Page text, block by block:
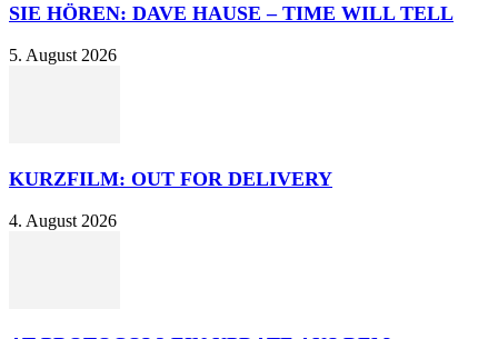
SIE HÖREN: DAVE HAUSE – TIME WILL TELL
5. August 2026
KURZFILM: OUT FOR DELIVERY
4. August 2026